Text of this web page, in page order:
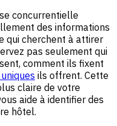
concurrentielle
des informations
qui cherchent à attirer
pas seulement qui
comment ils fixent
ils offrent. Cette
claire de votre
aide à identifier des
hôtel.